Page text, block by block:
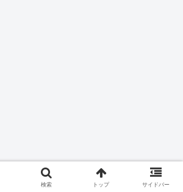
検索 トップ サイドバー